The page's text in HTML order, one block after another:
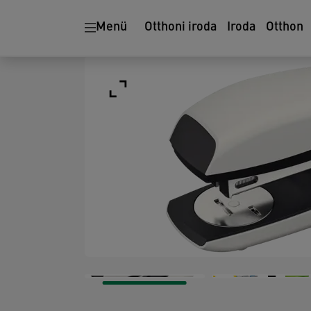
Menü Otthoni iroda Iroda Otthon